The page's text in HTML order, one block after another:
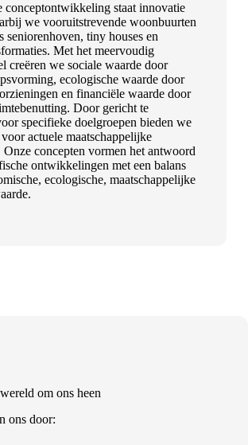
conceptontwikkeling staat innovatie
we vooruitstrevende woonbuurten
seniorenhoven, tiny houses en
Met het meervoudig
creëren we sociale waarde door
ecologische waarde door
en financiële waarde door
Door gericht te
specifieke doelgroepen bieden we
actuele maatschappelijke
concepten vormen het antwoord
ontwikkelingen met een balans
ecologische, maatschappelijke
om ons heen
ons door: